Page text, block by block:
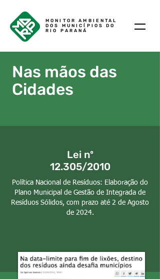
MONITOR AMBIENTAL
DOS MUNICÍPIOS DO
RIO PARANÁ
Nas mãos das
Cidades
Lei nº
12.305/2010
Política Nacional de Resíduos: Elaboração do
Plano Municipal de Gestão de Integrada de
Resíduos Sólidos, com prazo até 2 de Agosto
de 2024.